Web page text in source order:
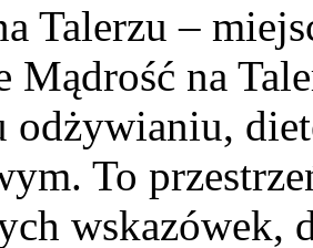
Talerzu –
Mądrość na
odżywianiu,
To
wskazówek,